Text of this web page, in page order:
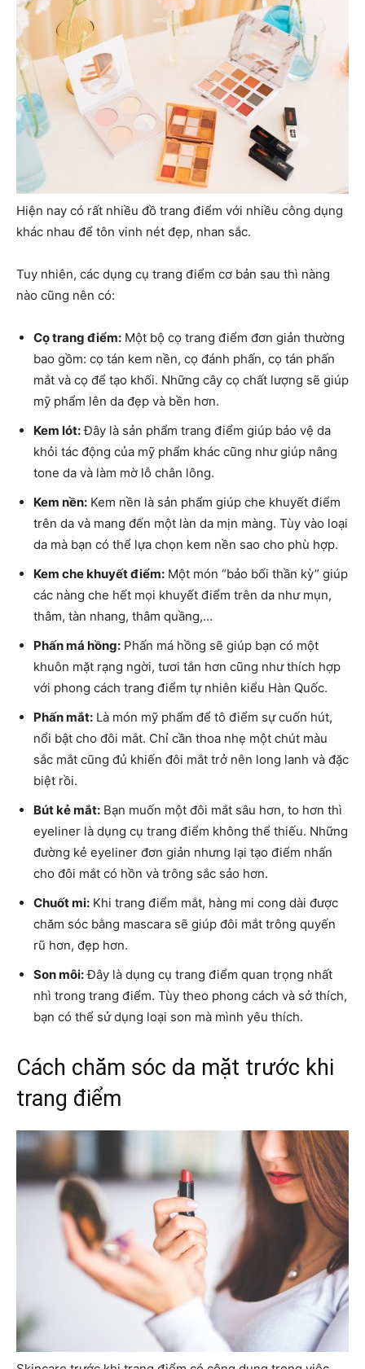
Hiện nay có rất nhiều đồ trang điểm với nhiều công dụng
khác nhau để tôn vinh nét đẹp, nhan sắc.
Tuy nhiên, các dụng cụ trang điểm cơ bản sau thì nàng
nào cũng nên có:
Cọ trang điểm: Một bộ cọ trang điểm đơn giản thường
bao gồm: cọ tán kem nền, cọ đánh phấn, cọ tán phấn
mắt và cọ để tạo khối. Những cây cọ chất lượng sẽ giúp
mỹ phẩm lên da đẹp và bền hơn.
Kem lót:Đây là sản phẩm trang điểm giúp bảo vệ da
khỏi tác động của mỹ phẩm khác cũng như giúp nâng
tone da và làm mờ lỗ chân lông.
Kem nền: Kem nền là sản phẩm giúp che khuyết điểm
trên da và mang đến một làn da mịn màng. Tùy vào loại
da mà bạn có thể lựa chọn kem nền sao cho phù hợp.
Kem che khuyết điểm: Một món “bảo bối thần kỳ” giúp
các nàng che hết mọi khuyết điểm trên da như mụn,
thâm, tàn nhang, thâm quầng,…
Phấn má hồng: Phấn má hồng sẽ giúp bạn có một
khuôn mặt rạng ngời, tươi tắn hơn cũng như thích hợp
với phong cách trang điểm tự nhiên kiểu Hàn Quốc.
Phấn mắt: Là món mỹ phẩm để tô điểm sự cuốn hút,
nổi bật cho đôi mắt. Chỉ cần thoa nhẹ một chút màu
sắc mắt cũng đủ khiến đôi mắt trở nên long lanh và đặc
biệt rồi.
Bút kẻ mắt: Bạn muốn một đôi mắt sâu hơn, to hơn thì
eyeliner là dụng cụ trang điểm không thể thiếu. Những
đường kẻ eyeliner đơn giản nhưng lại tạo điểm nhấn
cho đôi mắt có hồn và trông sắc sảo hơn.
Chuốt mi: Khi trang điểm mắt, hàng mi cong dài được
chăm sóc bằng mascara sẽ giúp đôi mắt trông quyến
rũ hơn, đẹp hơn.
Son môi:Đây là dụng cụ trang điểm quan trọng nhất
nhì trong trang điểm. Tùy theo phong cách và sở thích,
bạn có thể sử dụng loại son mà mình yêu thích.
Cách chăm sóc da mặt trước khi
trang điểm